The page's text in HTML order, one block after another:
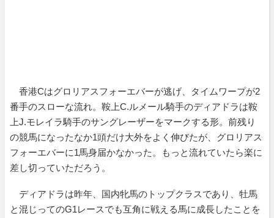
香港Cはグロリアスフォーエバーが逃げ、タイムワープが2
番手のスローな流れ。鞍上C.ルメール騎手のディアドラは鞍
上J.モレイラ騎手のサングレーザーをマークする形。前残り
の競馬になったなか1頭だけ大外をよく伸びたが、グロリアス
フォーエバーに1馬身届かなかった。もっと流れていたら楽に
差し切っていただろう。
ディアドラは昨年、国内牝馬のトップクラスであり、牡馬
と混じってのG1レースでも互角に戦える馬に成長したことを